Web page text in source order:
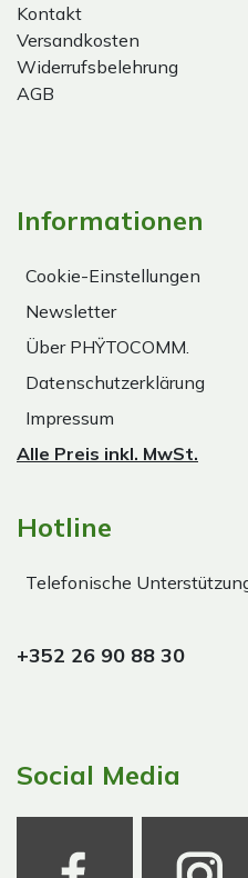
Kontakt
Versandkosten
Widerrufsbelehrung
AGB
Informationen
Cookie-Einstellungen
Newsletter
Über PHŸTOCOMM.
Datenschutzerklärung
Impressum
Alle Preis inkl. MwSt.
Hotline
Telefonische
+352 26 90 88 30
Social Media